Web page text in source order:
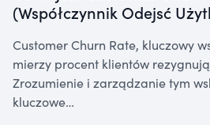
(Współczynnik Odejsć
Customer Churn Rate, kluczowy
mierzy procent klientów
Zrozumienie i zarządzanie tym
kluczowe…